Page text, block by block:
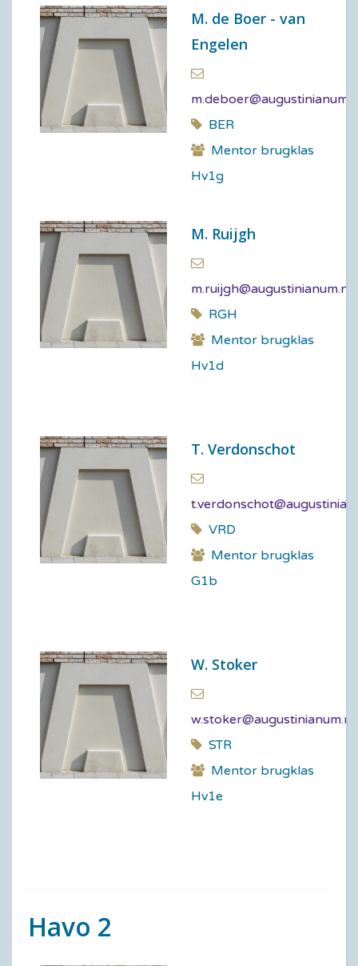
M. de Boer - van
Engelen
BER
Mentor brugklas
Hv1g
M. Ruijgh
m.ruijgh@augustinianum.nl
RGH
Mentor brugklas
Hv1d
T. Verdonschot
VRD
Mentor brugklas
G1b
W. Stoker
w.stoker@augustinianum.nl
STR
Mentor brugklas
Hv1e
Havo 2